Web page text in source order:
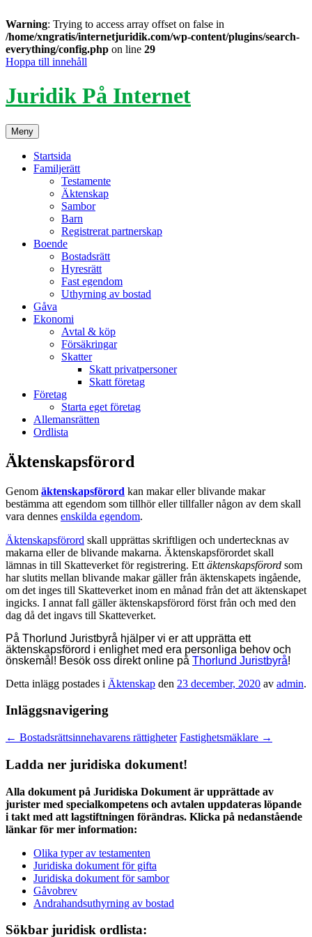
Warning: Trying to access array offset on false in
/home/xngratis/internetjuridik.com/wp-content/plugins/search-
everything/config.php on line 29
Hoppa till innehåll
Juridik På Internet
Meny
Startsida
Familjerätt
Testamente
Äktenskap
Sambor
Barn
Registrerat partnerskap
Boende
Bostadsrätt
Hyresrätt
Fast egendom
Uthyrning av bostad
Gåva
Ekonomi
Avtal & köp
Försäkringar
Skatter
Skatt privatpersoner
Skatt företag
Företag
Starta eget företag
Allemansrätten
Ordlista
Äktenskapsförord
Genom äktenskapsförord kan makar eller blivande makar
bestämma att egendom som tillhör eller tillfaller någon av dem skall
vara dennes enskilda egendom.
Äktenskapsförord skall upprättas skriftligen och undertecknas av
makarna eller de blivande makarna. Äktenskapsförordet skall
lämnas in till Skatteverket för registrering. Ett äktenskapsförord som
har slutits mellan blivande makar gäller från äktenskapets ingående,
om det inges till Skatteverket inom en månad från det att äktenskapet
ingicks. I annat fall gäller äktenskapsförord först från och med den
dag då det ingavs till Skatteverket.
På Thorlund Juristbyrå hjälper vi er att upprätta ett
äktenskapsförord i enlighet med era personliga behov och
önskemål! Besök oss direkt online på Thorlund Juristbyrå!
Detta inlägg postades i Äktenskap den 23 december, 2020 av admin.
Inläggsnavigering
← Bostadsrättsinnehavarens rättigheter Fastighetsmäklare →
Ladda ner juridiska dokument!
Alla dokument på Juridiska Dokument är upprättade av
jurister med specialkompetens och avtalen uppdateras löpande
i takt med att lagstiftningen förändras. Klicka på nedanstående
länkar för mer information:
Olika typer av testamenten
Juridiska dokument för gifta
Juridiska dokument för sambor
Gåvobrev
Andrahandsuthyrning av bostad
Sökbar juridisk ordlista: